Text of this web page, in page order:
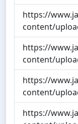
https://
content/
https://
content/
https://
content/
https://